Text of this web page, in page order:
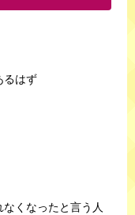
るはず
くなったと言う人